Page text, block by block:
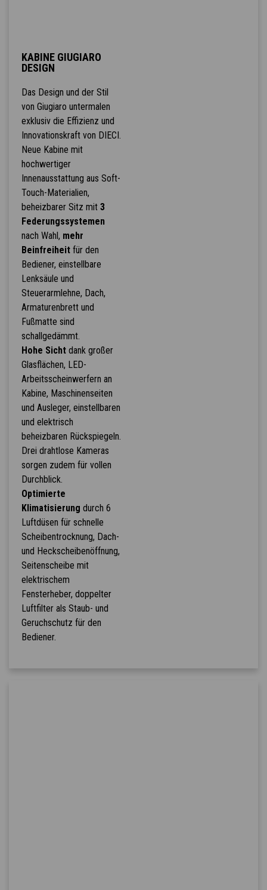
KABINE GIUGIARO
DESIGN
Das Design und der Stil
von Giugiaro untermalen
exklusiv die Effizienz und
Innovationskraft von DIECI.
Neue Kabine mit
hochwertiger
Innenausstattung aus Soft-
Touch-Materialien,
beheizbarer Sitz mit 3
Federungssystemen
nach Wahl, mehr
Beinfreiheitfür den
Bediener, einstellbare
Lenksäule und
Steuerarmlehne, Dach,
Armaturenbrett und
Fußmatte sind
schallgedämmt.
Hohe Sichtdank großer
Glasflächen, LED-
Arbeitsscheinwerfern an
Kabine, Maschinenseiten
und Ausleger, einstellbaren
und elektrisch
beheizbaren Rückspiegeln.
Drei drahtlose Kameras
sorgen zudem für vollen
Durchblick.
Optimierte
Klimatisierung durch 6
Luftdüsen für schnelle
Scheibentrocknung, Dach-
und Heckscheibenöffnung,
Seitenscheibe mit
elektrischem
Fensterheber, doppelter
Luftfilter als Staub- und
Geruchschutz für den
Bediener.